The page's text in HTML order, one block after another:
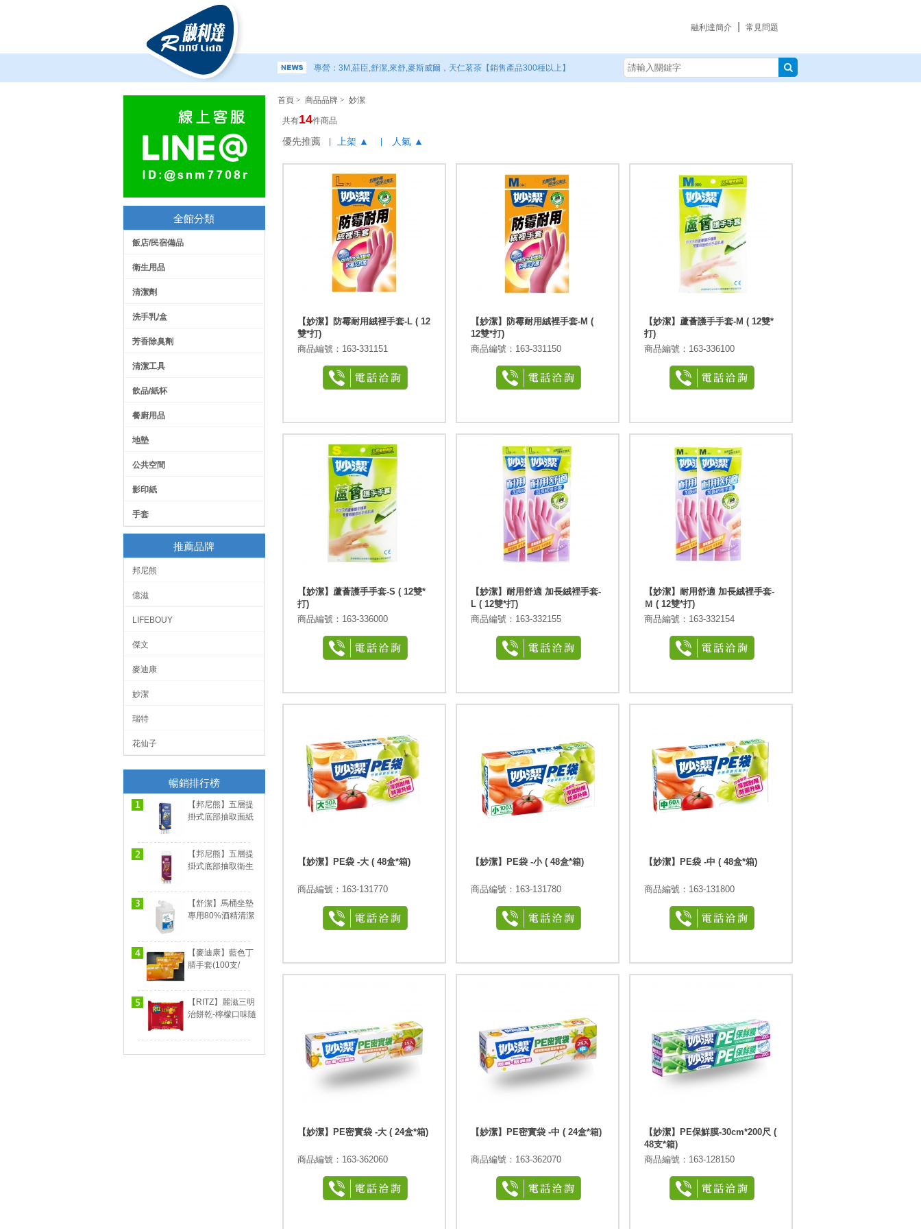
融利達簡介| 常見問題
專營：麥迪康 丁腈手套、工業手套、口罩、隔離衣
專營：3M,莊臣,舒潔,來舒,麥斯威爾，天仁茗茶【銷售產品300種以上】
全館分類
飯店/民宿備品
衛生用品
清潔劑
洗手乳/盒
芳香除臭劑
清潔工具
飲品/紙杯
餐廚用品
地墊
公共空間
影印紙
手套
推薦品牌
邦尼熊
億滋
LIFEBOUY
傑文
麥迪康
妙潔
瑞特
花仙子
暢銷排行榜
【邦尼熊】五層提
掛式底部抽取面紙
【邦尼熊】五層提
掛式底部抽取衛生
箱)
【舒潔】馬桶坐墊
專用80%酒精清潔
箱)
【麥迪康】藍色丁
腈手套(100支/
【RITZ】麗滋三明
治餅乾-檸檬口味隨
首頁 > 商品品牌 > 妙潔
共有14件商品
優先推薦 上架 ▲ 人氣 ▲
【妙潔】防霉耐用絨裡手套-L ( 12
雙*打)
商品編號：163-331151
【妙潔】防霉耐用絨裡手套-M (
12雙*打)
商品編號：163-331150
【妙潔】蘆薈護手手套-M ( 12雙*
打)
商品編號：163-336100
【妙潔】蘆薈護手手套-S ( 12雙*
打)
商品編號：163-336000
【妙潔】耐用舒適 加長絨裡手套-
L ( 12雙*打)
商品編號：163-332155
【妙潔】耐用舒適 加長絨裡手套-
Ｍ ( 12雙*打)
商品編號：163-332154
【妙潔】PE袋 -大 ( 48盒*箱)
商品編號：163-131770
【妙潔】PE袋 -小 ( 48盒*箱)
商品編號：163-131780
【妙潔】PE袋 -中 ( 48盒*箱)
商品編號：163-131800
【妙潔】PE密實袋 -大 ( 24盒*箱)
商品編號：163-362060
【妙潔】PE密實袋 -中 ( 24盒*箱)
商品編號：163-362070
【妙潔】PE保鮮膜-30cm*200尺 (
48支*箱)
商品編號：163-128150